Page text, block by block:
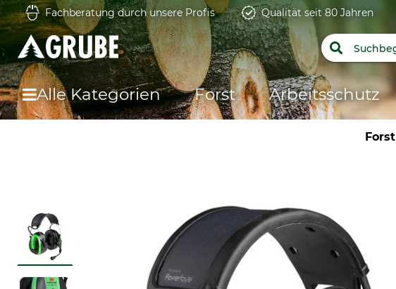
Fachberatung durch unsere Profis Qualität seit 80 Jahren
Alle Kategorien Forst Arbeitsschutz
Forst